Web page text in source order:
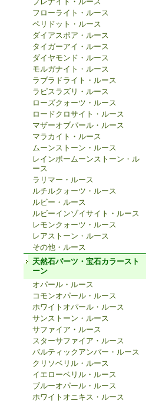
フローライト・ルース
ペリドット・ルース
ダイアスポア・ルース
タイガーアイ・ルース
ダイヤモンド・ルース
モルガナイト・ルース
ラブラドライト・ルース
ラピスラズリ・ルース
ローズクォーツ・ルース
ロードクロサイト・ルース
マザーオブパール・ルース
マラカイト・ルース
ムーンストーン・ルース
レインボームーンストーン・ル
ース
ラリマー・ルース
ルチルクォーツ・ルース
ルビー・ルース
ルビーインゾイサイト・ルース
レモンクォーツ・ルース
レアストーン・ルース
その他・ルース
天然石パーツ・宝石カラースト
ーン
オパール・ルース
コモンオパール・ルース
ホワイトオパール・ルース
サンストーン・ルース
サファイア・ルース
スターサファイア・ルース
バルティックアンバー・ルース
クリソベリル・ルース
イエローベリル・ルース
ブルーオパール・ルース
ホワイトオニキス・ルース